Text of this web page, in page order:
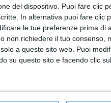
del dispositivo. Puoi fare clic
In alternativa puoi fare clic
le tue preferenze prima di
non richiedere il tuo
a questo sito web. Puoi
su questo sito e facendo clic